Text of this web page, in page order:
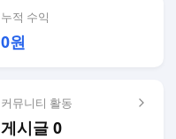
누적 수익
0원
커뮤니티 활동
게시글 0